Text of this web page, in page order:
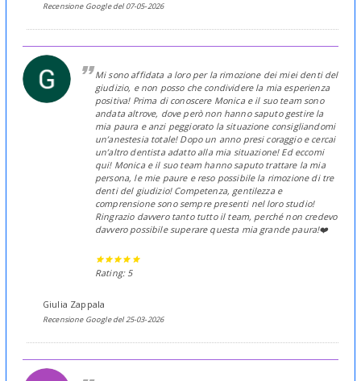
Recensione Google del 07-05-2026
Mi sono affidata a loro per la rimozione dei miei denti del
giudizio, e non posso che condividere la mia esperienza
positiva! Prima di conoscere Monica e il suo team sono
andata altrove, dove però non hanno saputo gestire la
mia paura e anzi peggiorato la situazione consigliandomi
un’anestesia totale! Dopo un anno presi coraggio e cercai
un’altro dentista adatto alla mia situazione! Ed eccomi
qui! Monica e il suo team hanno saputo trattare la mia
persona, le mie paure e reso possibile la rimozione di tre
denti del giudizio! Competenza, gentilezza e
comprensione sono sempre presenti nel loro studio!
Ringrazio davvero tanto tutto il team, perché non credevo
davvero possibile superare questa mia grande paura!❤️
Rating: 5
Giulia Zappala
Recensione Google del 25-03-2026